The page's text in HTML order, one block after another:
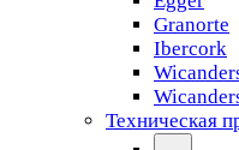
Granorte
Ibercork
Техническая